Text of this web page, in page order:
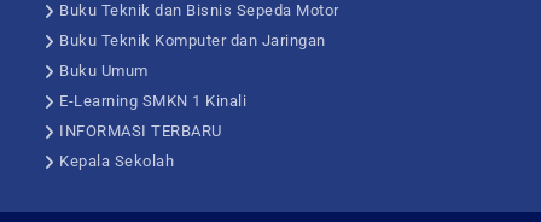
Buku Teknik dan Bisnis Sepeda Motor
Buku Teknik Komputer dan Jaringan
Buku Umum
E-Learning SMKN 1 Kinali
INFORMASI TERBARU
Kepala Sekolah